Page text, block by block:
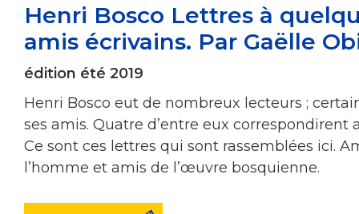
Henri Bosco Lettres à
amis écrivains. Par Gaëlle
édition été 2019
Henri Bosco eut de nombreux lecteurs ;
ses amis. Quatre d’entre eux correspondirent
Ce sont ces lettres qui sont rassemblées ici.
l’homme et amis de l’œuvre bosquienne.